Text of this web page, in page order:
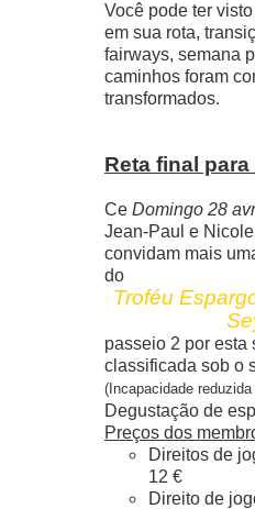
Você pode ter
em sua rota,
fairways, semana
caminhos foram
transformados.
Reta final
Ce Domingo 28
Jean-Paul e
convidam mais
do
Troféu
passeio 2 por esta
classificada sob o
(Incapacidade reduzida
Degustação de
Preços dos
Direitos de
12 €
Direito de